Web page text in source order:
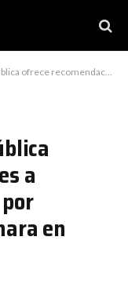
dominicana por presencia polvo de Sahara en territorio nacional
a
en